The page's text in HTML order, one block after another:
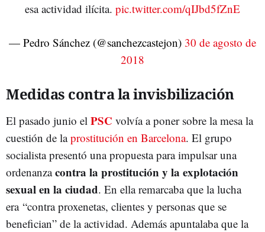
esa actividad ilícita. pic.twitter.com/qIJbd5fZnE
— Pedro Sánchez (@sanchezcastejon) 30 de agosto de
2018
Medidas contra la invisbilización
El pasado junio el PSC volvía a poner sobre la mesa la
cuestión de laprostitución en Barcelona. El grupo
socialista presentó una propuesta para impulsar una
ordenanzacontra la prostitución y la explotación
sexual en la ciudad. En ella remarcaba que la lucha
era “contra proxenetas, clientes y personas que se
benefician” de la actividad. Además apuntalaba que la